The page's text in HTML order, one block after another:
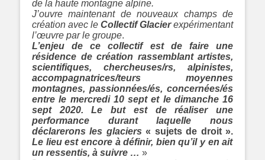
de la haute montagne alpine.
J’ouvre maintenant de nouveaux champs de
création avec le Collectif Glacierexpérimentant
l’œuvre par le groupe.
L’enjeu de ce collectif est de faire une
résidence de création rassemblant artistes,
scientifiques, chercheuses/rs, alpinistes,
accompagnatrices/teurs moyennes
montagnes, passionnées/és, concernées/és
entre le mercredi 10 sept et le dimanche 16
sept 2020. Le but est de réaliser une
performance durant laquelle nous
déclarerons les glaciers « sujets de droit ».
Le lieu est encore à définir, bien qu’il y en ait
un ressentis, à suivre … »